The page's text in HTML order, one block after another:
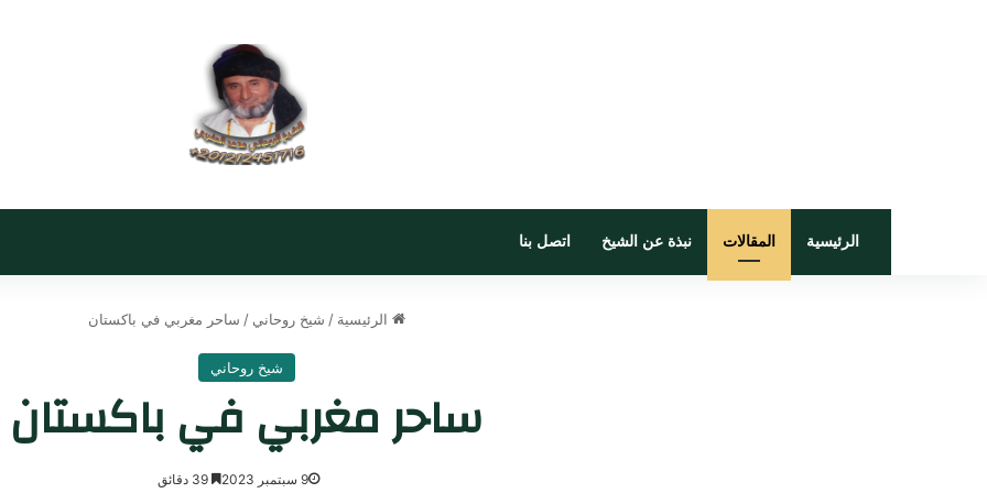
الرئيسية المقالات نبذة عن الشيخ اتصل بنا
الرئيسية / شيخ روحاني / ساحر مغربي في باكستان
شيخ روحاني
ساحر مغربي في باكستان
9 سبتمبر 2023